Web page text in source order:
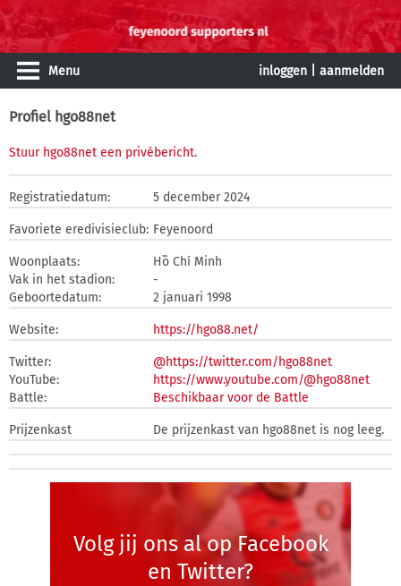
Menu inloggen aanmelden
Profiel hgo88net
Stuur hgo88net een privébericht.
Registratiedatum: 5 december 2024
Favoriete eredivisieclub: Feyenoord
Woonplaats:
Hồ Chí Minh
Vak in het stadion:
-
Geboortedatum:
2 januari 1998
Website: https://hgo88.net/
Twitter:
@https://twitter.com/hgo88net
YouTube:
https://www.youtube.com/@hgo88net
Battle:
Beschikbaar voor de Battle
Prijzenkast De prijzenkast van hgo88net is nog leeg.
Volg jij ons al op Facebook
en Twitter?